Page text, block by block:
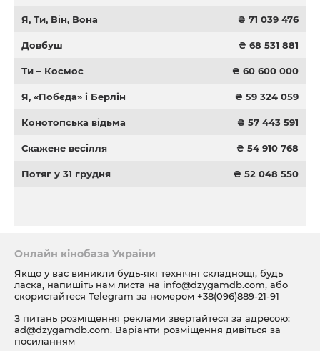
Я, Ти, Він, Вона ₴ 71 039 476
Довбуш ₴ 68 531 881
Ти – Космос ₴ 60 600 000
Я, «Побєда» і Берлін ₴ 59 324 059
Конотопська відьма ₴ 57 443 591
Скажене весілля ₴ 54 910 768
Потяг у 31 грудня ₴ 52 048 550
Онлайн кінобаза України
Якщо у вас виникли будь-які технічні складнощі, будь
ласка, напишіть нам листа на info@dzygamdb.com, або
скористайтеся Telegram за номером +38(096)889-21-91
З питань розміщення реклами звертайтеся за адресою:
ad@dzygamdb.com. Варіанти розміщення дивіться за
посиланням